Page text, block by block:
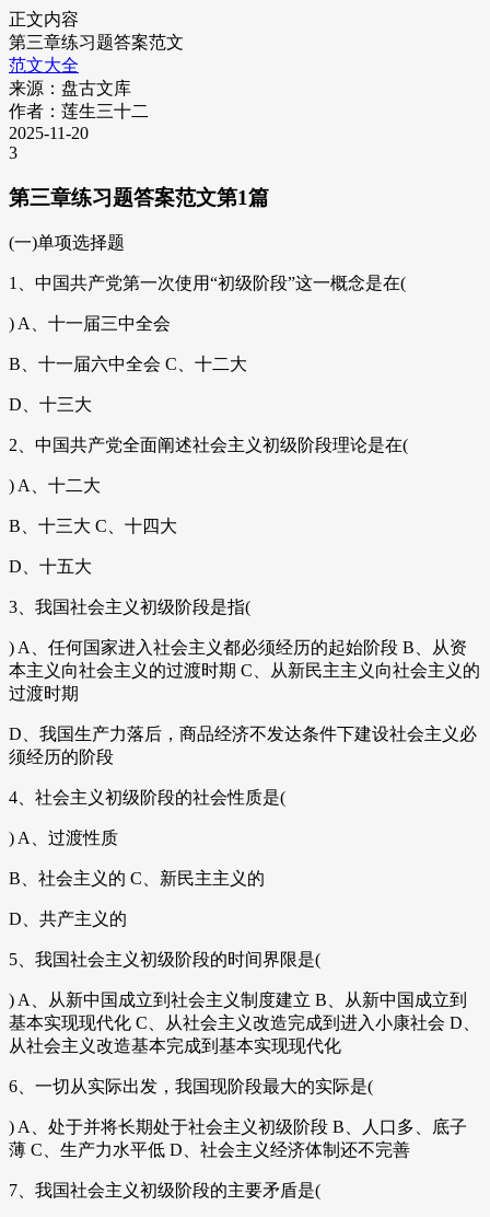
正文内容
第三章练习题答案范文
范文大全
来源：盘古文库
作者：莲生三十二
2025-11-20
3
第三章练习题答案范文第1篇
(一)单项选择题
1、中国共产党第一次使用“初级阶段”这一概念是在(
) A、十一届三中全会
B、十一届六中全会 C、十二大
D、十三大
2、中国共产党全面阐述社会主义初级阶段理论是在(
) A、十二大
B、十三大 C、十四大
D、十五大
3、我国社会主义初级阶段是指(
) A、任何国家进入社会主义都必须经历的起始阶段 B、从资
本主义向社会主义的过渡时期 C、从新民主主义向社会主义的
过渡时期
D、我国生产力落后，商品经济不发达条件下建设社会主义必
须经历的阶段
4、社会主义初级阶段的社会性质是(
) A、过渡性质
B、社会主义的 C、新民主主义的
D、共产主义的
5、我国社会主义初级阶段的时间界限是(
) A、从新中国成立到社会主义制度建立 B、从新中国成立到
基本实现现代化 C、从社会主义改造完成到进入小康社会 D、
从社会主义改造基本完成到基本实现现代化
6、一切从实际出发，我国现阶段最大的实际是(
) A、处于并将长期处于社会主义初级阶段 B、人口多、底子
薄 C、生产力水平低 D、社会主义经济体制还不完善
7、我国社会主义初级阶段的主要矛盾是(